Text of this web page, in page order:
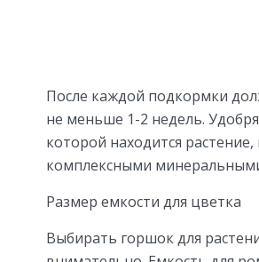
После каждой подкормки
не меньше 1-2 недель.
которой находится
комплексными
Размер емкости для цветка
Выбирать горшок для